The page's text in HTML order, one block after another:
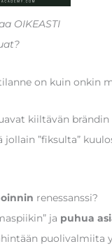
OIKEASTI
on kuin onkin
kiiltävän
”fiksulta”
renessanssi?
ja puhua
puolivalmiita